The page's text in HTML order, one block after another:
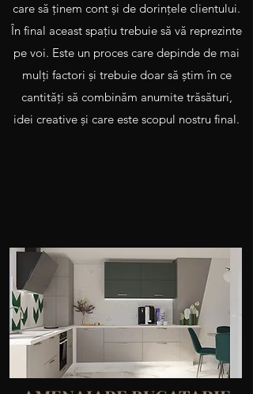
care să ţinem cont şi de dorinţele clientului.
În final aceast spaţiu trebuie să vă reprezinte
pe voi. Este un proces care depinde de mai
mulţi factori şi trebuie doar să ştim în ce
cantităţi să combinăm anumite trăsături,
idei creative şi care este scopul nostru final.